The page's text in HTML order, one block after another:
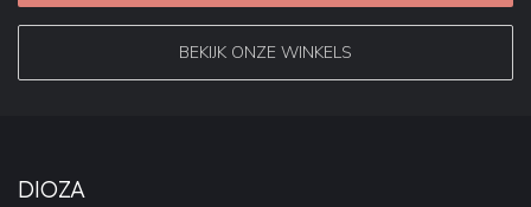
BEKIJK ONZE WINKELS
DIOZA